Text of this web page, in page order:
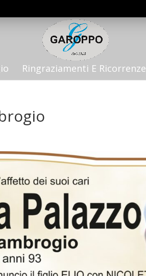
Ringraziamenti E Ricorrenze